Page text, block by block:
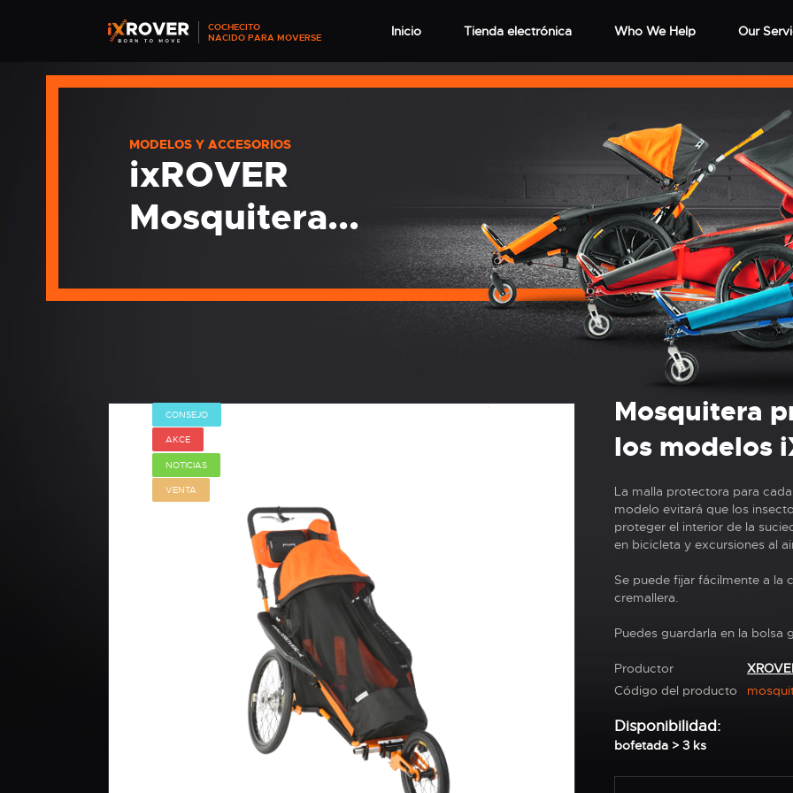
COCHECITO
NACIDO PARA MOVERSE
Inicio Tienda electrónica Who We Help Our
MODELOS Y ACCESORIOS
ixROVER
Mosquitera...
CONSEJO
AKCE
NOTICIAS
VENTA
Mosquitera
los modelos
La malla protectora para
modelo evitará que los
proteger el interior de la
en bicicleta y excursiones al
Se puede fijar fácilmente a la
cremallera.
Puedes guardarla en la bolsa
Productor
Código del producto
Disponibilidad:
bofetada > 3 ks